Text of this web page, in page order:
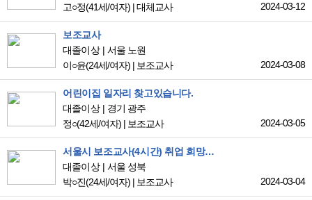
고○정(41세/여자) |대체교사 2024-03-12
보조교사
대졸이상
서울 노원
이○윤(24세/여자) | 보조교사 2024-03-08
어린이집 일자리 찾고있습니다.
대졸이상
경기 광주
정○(42세/여자) | 보조교사 2024-03-05
서울시 보조교사(4시간) 취업 희망합니다.
대졸이상
서울 성북
박○진(24세/여자) | 보조교사 2024-03-04